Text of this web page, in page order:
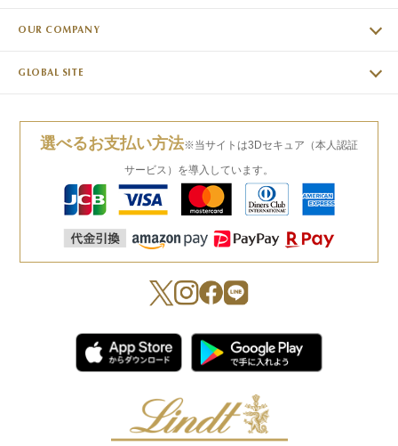
OUR COMPANY
GLOBAL SITE
選べるお支払い方法※当サイトは3Dセキュア（本人認証
サービス）を導入しています。